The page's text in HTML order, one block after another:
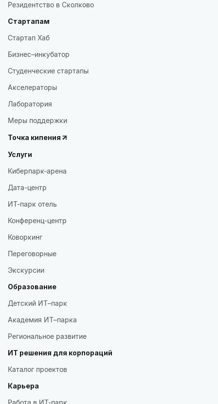
Резидентство в Сколково
Стартапам
Стартап Хаб
Бизнес–инкубатор
Студенческие стартапы
Акселераторы
Лаборатория
Меры поддержки
Точка кипения
Услуги
Киберпарк-арена
Дата-центр
ИТ-парк отель
Конференц-центр
Коворкинг
Переговорные
Экскурсии
Образование
Детский ИТ–парк
Академия ИТ–парка
Региональное развитие
ИТ решения для корпораций
Каталог проектов
Карьера
Работа в ИТ-парк